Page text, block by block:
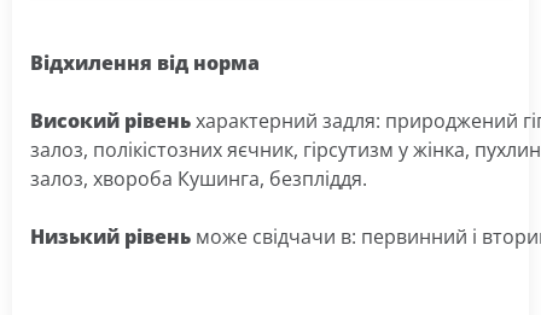
Відхилення від норма
Високий рівеньхарактерний задля: природжений
залоз, полікістознихяєчник, гірсутизм ужінка,
залоз, хвороба Кушинга, безпліддя.
Низький рівень може свідчачи в: первинний і